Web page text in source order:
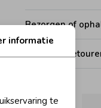
Bezorgen of
Ruilen en
informatie
te